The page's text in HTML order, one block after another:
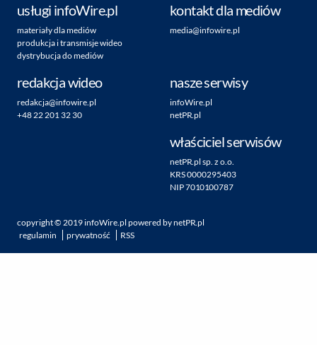
usługi infoWire.pl
materiały dla mediów
produkcja i transmisje wideo
dystrybucja do mediów
kontakt dla mediów
media@infowire.pl
redakcja wideo
redakcja@infowire.pl
+48 22 201 32 30
nasze serwisy
infoWire.pl
netPR.pl
właściciel serwisów
netPR.pl sp. z o.o.
KRS 0000295403
NIP 7010100787
copyright ©2019infoWire.pl powered bynetPR.pl
regulamin
prywatność RSS